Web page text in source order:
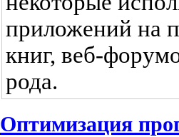
приложений на
книг, веб-
рода.
Оптимизация